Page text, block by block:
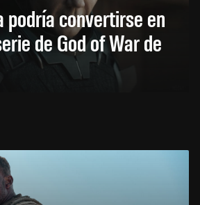
podría convertirse en
de God of War de